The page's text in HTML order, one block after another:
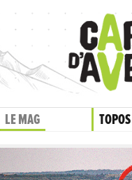
LE MAG TOPOS